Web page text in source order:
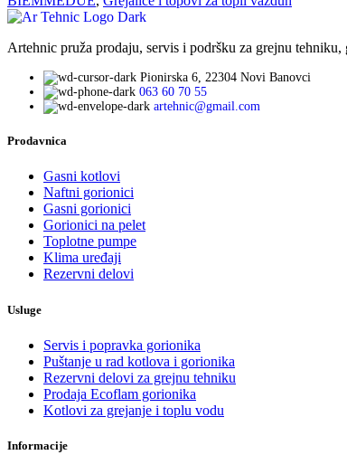
Artehnic pruža prodaju, servis i podršku za grejnu
Pionirska 6, 22304 Novi Banovci
063 60 70 55
artehnic@gmail.com
Prodavnica
Gasni kotlovi
Naftni gorionici
Gasni gorionici
Gorionici na pelet
Toplotne pumpe
Klima uređaji
Rezervni delovi
Usluge
Servis i popravka gorionika
Puštanje u rad kotlova i gorionika
Rezervni delovi za grejnu tehniku
Prodaja Ecoflam gorionika
Kotlovi za grejanje i toplu vodu
Informacije